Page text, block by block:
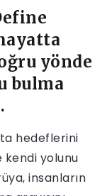
yönde
bulma
hedeflerini
yolunu
insanların